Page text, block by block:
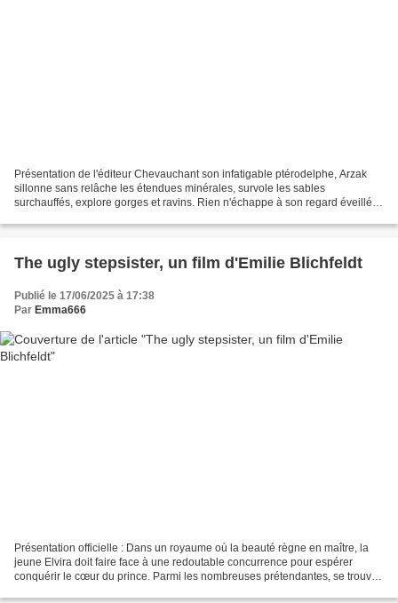
Présentation de l'éditeur Chevauchant son infatigable ptérodelphe, Arzak
sillonne sans relâche les étendues minérales, survole les sables
surchauffés, explore gorges et ravins. Rien n'échappe à son regard éveillé,
The ugly stepsister, un film d'Emilie Blichfeldt
Publié le 17/06/2025 à 17:38
Par Emma666
Présentation officielle : Dans un royaume où la beauté règne en maître, la
jeune Elvira doit faire face à une redoutable concurrence pour espérer
conquérir le cœur du prince. Parmi les nombreuses prétendantes, se trouve